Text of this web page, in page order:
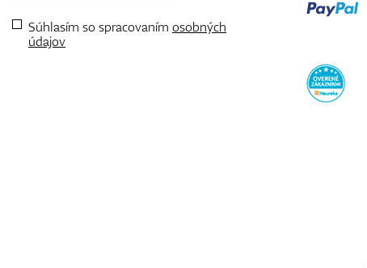
Súhlasím so spracovaním osobných
údajov